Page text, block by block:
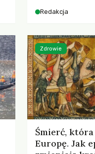
kochanego
Redakcja
Śmierć,
Europę. Jak
Zdrowie